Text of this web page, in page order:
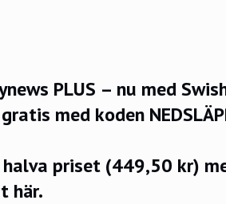
PLUS – nu med
med koden
priset (449,50 kr)
här.